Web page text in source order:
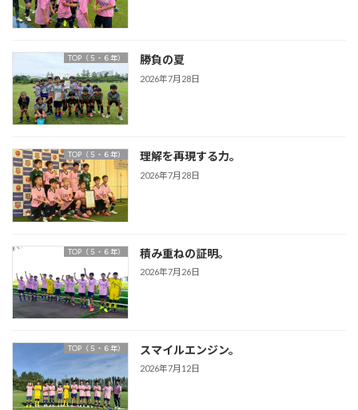
ジ
り
TOP（５・６年） 勝負の夏
2026年7月28日
TOP（５・６年） 理解を再現する力。
2026年7月28日
TOP（５・６年） 積み重ねの証明。
2026年7月26日
TOP（５・６年） スマイルエンジン。
2026年7月12日